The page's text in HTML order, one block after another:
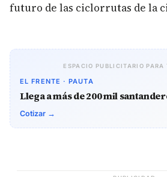
futuro de las ciclorrutas de la
ESPACIO PUBLICITARIO PARA
EL FRENTE · PAUTA
Llega a más de 200 mil
Cotizar →